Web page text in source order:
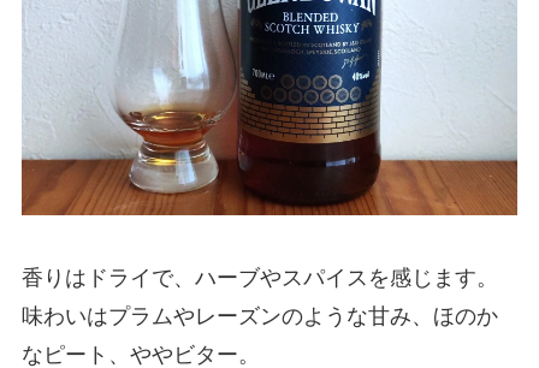
香りはドライで、ハーブやスパイスを感じます。
味わいはプラムやレーズンのような甘み、ほのか
なピート、ややビター。